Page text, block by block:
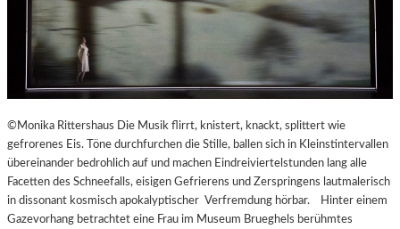
©Monika Rittershaus Die Musik flirrt, knistert, knackt, splittert wie
gefrorenes Eis. Töne durchfurchen die Stille, ballen sich in Kleinstintervallen
übereinander bedrohlich auf und machen Eindreiviertelstunden lang alle
Facetten des Schneefalls, eisigen Gefrierens und Zerspringens lautmalerisch
in dissonant kosmisch apokalyptischer Verfremdung hörbar. Hinter einem
Gazevorhang betrachtet eine Frau im Museum Brueghels berühmtes